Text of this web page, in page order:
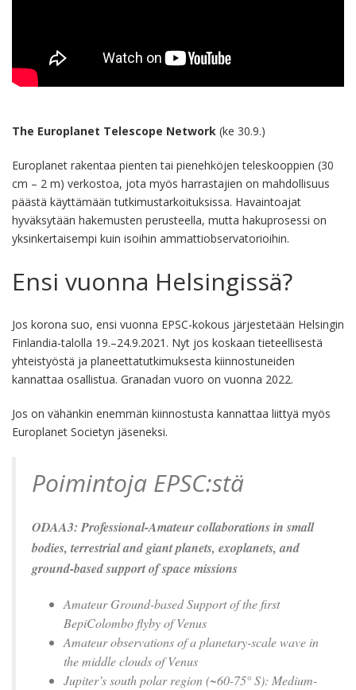
The Europlanet Telescope Network (ke 30.9.)
Europlanet rakentaa pienten tai pienehköjen teleskooppien (30
cm – 2 m) verkostoa, jota myös harrastajien on mahdollisuus
päästä käyttämään tutkimustarkoituksissa. Havaintoajat
hyväksytään hakemusten perusteella, mutta hakuprosessi on
yksinkertaisempi kuin isoihin ammattiobservatorioihin.
Ensi vuonna Helsingissä?
Jos korona suo, ensi vuonna EPSC-kokous järjestetään Helsingin
Finlandia-talolla 19.–24.9.2021. Nyt jos koskaan tieteellisestä
yhteistyöstä ja planeettatutkimuksesta kiinnostuneiden
kannattaa osallistua. Granadan vuoro on vuonna 2022.
Jos on vähänkin enemmän kiinnostusta kannattaa liittyä myös
Europlanet Societyn jäseneksi.
Poimintoja EPSC:stä
ODAA3: Professional-Amateur collaborations in small
bodies, terrestrial and giant planets, exoplanets, and
ground-based support of space missions
Amateur Ground-based Support of the first
BepiColombo flyby of Venus
Amateur observations of a planetary-scale wave in
the middle clouds of Venus
Jupiter’s south polar region (~60-75° S): Medium-